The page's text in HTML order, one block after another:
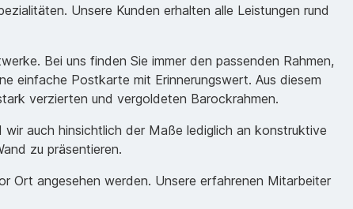
Unsere Kunden erhalten alle Leistungen rund
Bei uns finden Sie immer den passenden Rahmen,
einfache Postkarte mit Erinnerungswert. Aus diesem
verzierten und vergoldeten Barockrahmen.
auch hinsichtlich der Maße lediglich an konstruktive
zu präsentieren.
Ort angesehen werden. Unsere erfahrenen Mitarbeiter